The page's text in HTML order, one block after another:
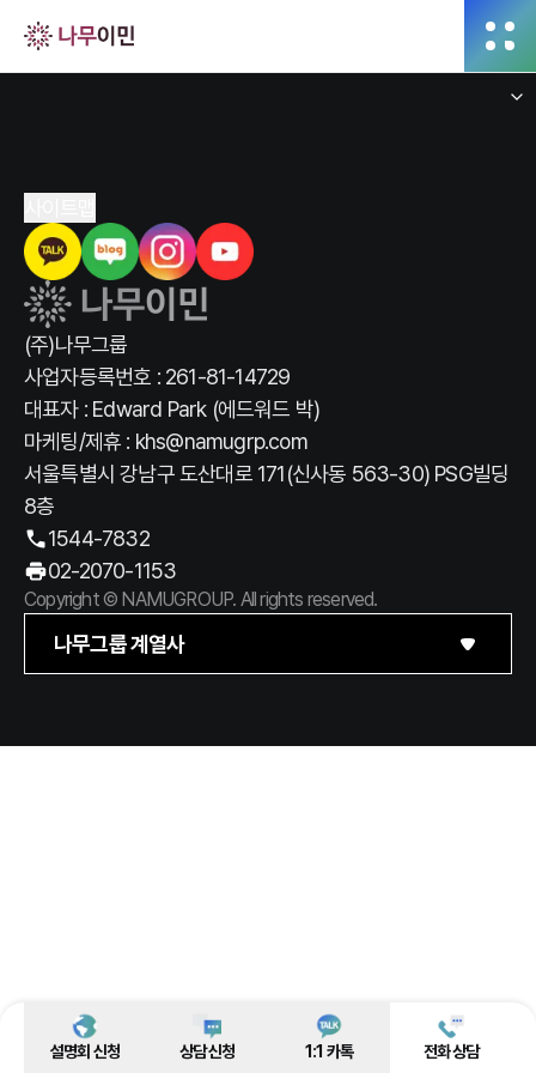
전
(주)나무그룹
사업자등록번호 : 261-81-14729
대표자 : Edward Park (에드워드 박)
마케팅/제휴 : khs@namugrp.com
서울특별시 강남구 도산대로 171(신사동 563-30) PSG빌딩
8층
1544-7832
02-2070-1153
Copyright © NAMUGROUP. All rights reserved.
나무그룹 계열사
설명회 신청 상담 신청 1:1 카톡 전화 상담